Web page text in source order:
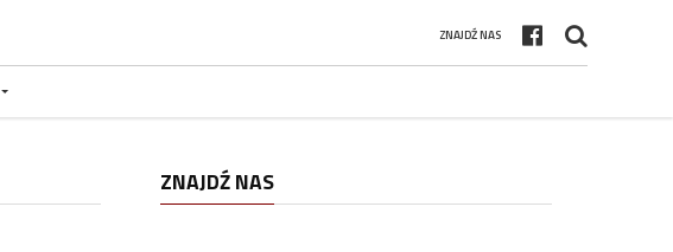
ZNAJDŹ NAS
ZNAJDŹ NAS